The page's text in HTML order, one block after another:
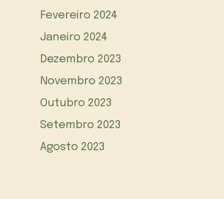
Fevereiro 2024
Janeiro 2024
Dezembro 2023
Novembro 2023
Outubro 2023
Setembro 2023
Agosto 2023